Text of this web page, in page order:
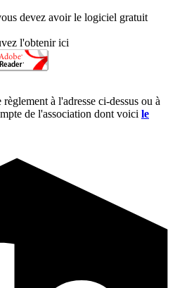
devez avoir le logiciel gratuit
l'obtenir ici
à l'adresse ci-dessus ou à
de l'association dont voici le